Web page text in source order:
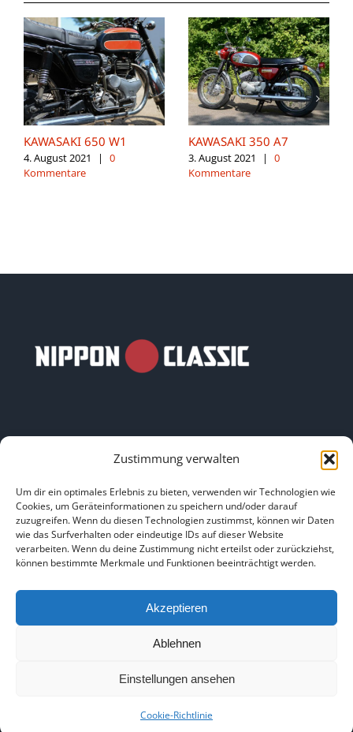
Zustimmung verwalten
Um dir ein optimales Erlebnis zu bieten, verwenden wir Technologien wie
Cookies, um Geräteinformationen zu speichern und/oder darauf
zuzugreifen. Wenn du diesen Technologien zustimmst, können wir Daten
wie das Surfverhalten oder eindeutige IDs auf dieser Website
verarbeiten. Wenn du deine Zustimmung nicht erteilst oder zurückziehst,
können bestimmte Merkmale und Funktionen beeinträchtigt werden.
Akzeptieren
Ablehnen
Einstellungen ansehen
Cookie-Richtlinie
KAWASAKI 650 W1
4. August 2021 |
0
Kommentare
KAWASAKI 350 A7
3. August 2021 |
0
Kommentare
HOME|ÜBER UNS| IMPRESSUM |DATENSCHUTZ
BILDNACHWEISE
Copyright 2025